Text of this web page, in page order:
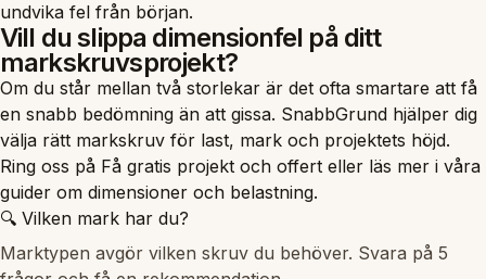
undvika fel från början.
Vill du slippa dimensionfel på ditt
markskruvsprojekt?
Om du står mellan två storlekar är det ofta smartare att få
en snabb bedömning än att gissa. SnabbGrund hjälper dig
välja rätt markskruv för last, mark och projektets höjd.
Ring oss på Få gratis projekt och offert eller läs mer i våra
guider om dimensioner och belastning.
🔍 Vilken mark har du?
Marktypen avgör vilken skruv du behöver. Svara på 5